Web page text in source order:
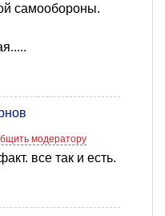
самообороны.
модератору
все так и есть.